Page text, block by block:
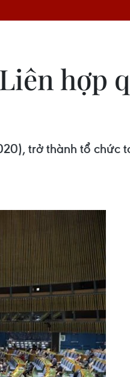
hợp
trở thành tổ chức